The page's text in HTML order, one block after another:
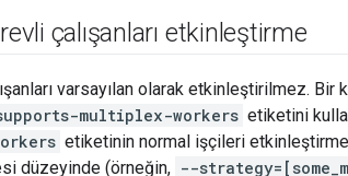
çalışanları etkinleştirme
varsayılan olarak etkinleştirilmez. Bir
multiplex-workers etiketini
etiketinin normal işçileri
düzeyinde (örneğin, --